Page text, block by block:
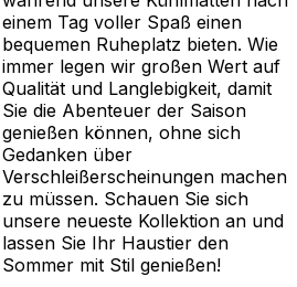
einem Tag voller Spaß einen
bequemen Ruheplatz bieten. Wie
immer legen wir großen Wert auf
Qualität und Langlebigkeit, damit
Sie die Abenteuer der Saison
genießen können, ohne sich
Gedanken über
Verschleißerscheinungen machen
zu müssen. Schauen Sie sich
unsere neueste Kollektion an und
lassen Sie Ihr Haustier den
Sommer mit Stil genießen!